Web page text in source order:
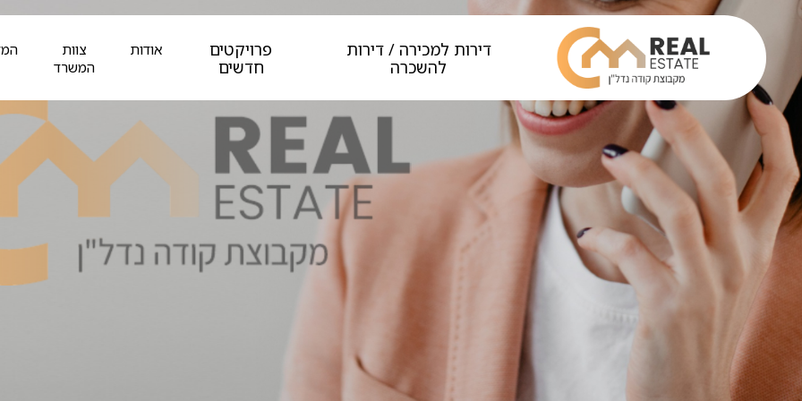
דירות למכירה / דירות
להשכרה
פרויקטים
חדשים
אודות
צוות
המשרד